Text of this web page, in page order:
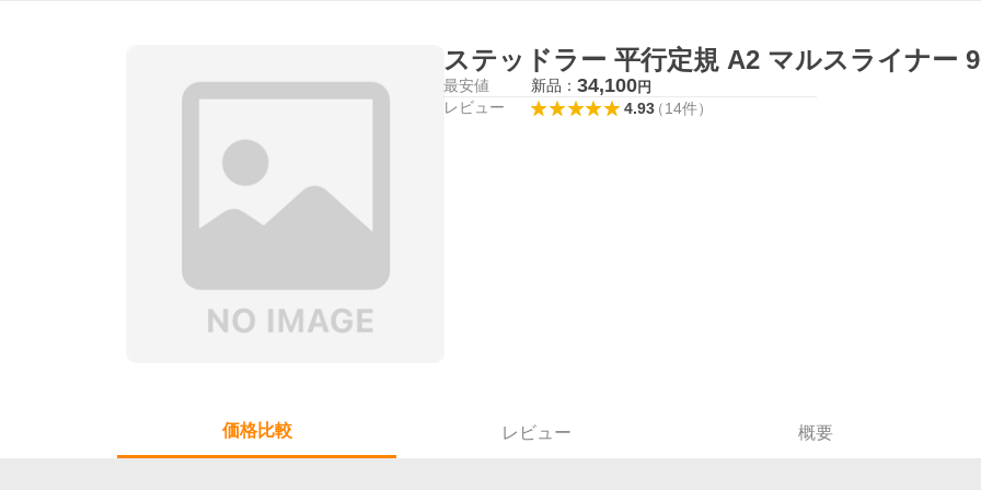
ステッドラー 平行定規 A2 マルスライナー
最安値 新品： 34,100円
レビュー 4.93（14件）
価格比較 レビュー 概要